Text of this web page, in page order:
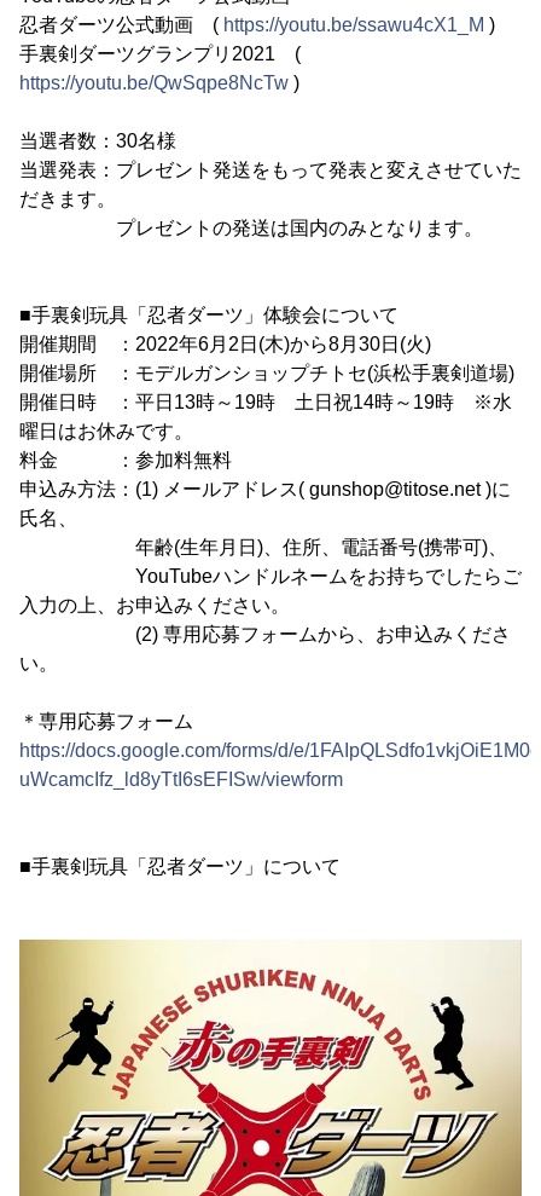
忍者ダーツ公式動画 ( https://youtu.be/ssawu4cX1_M )
手裏剣ダーツグランプリ2021 (
https://youtu.be/QwSqpe8NcTw )
当選者数：30名様
当選発表：プレゼント発送をもって発表と変えさせていた
だきます。
プレゼントの発送は国内のみとなります。
■手裏剣玩具「忍者ダーツ」体験会について
開催期間 ：2022年6月2日(木)から8月30日(火)
開催場所 ：モデルガンショップチトセ(浜松手裏剣道場)
開催日時 ：平日13時～19時 土日祝14時～19時 ※水
曜日はお休みです。
料金 ：参加料無料
申込み方法：(1) メールアドレス( gunshop@titose.net )に
氏名、
年齢(生年月日)、住所、電話番号(携帯可)、
YouTubeハンドルネームをお持ちでしたらご
入力の上、お申込みください。
(2) 専用応募フォームから、お申込みくださ
い。
＊専用応募フォーム
https://docs.google.com/forms/d/e/
uWcamcIfz_ld8yTtI6sEFISw/viewform
■手裏剣玩具「忍者ダーツ」について